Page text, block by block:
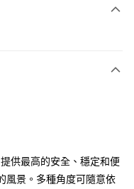
供最高的安全、穩定和便
風景。多種角度可隨意依